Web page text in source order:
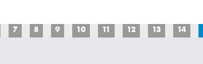
7 8 9 10 11 12 13 14